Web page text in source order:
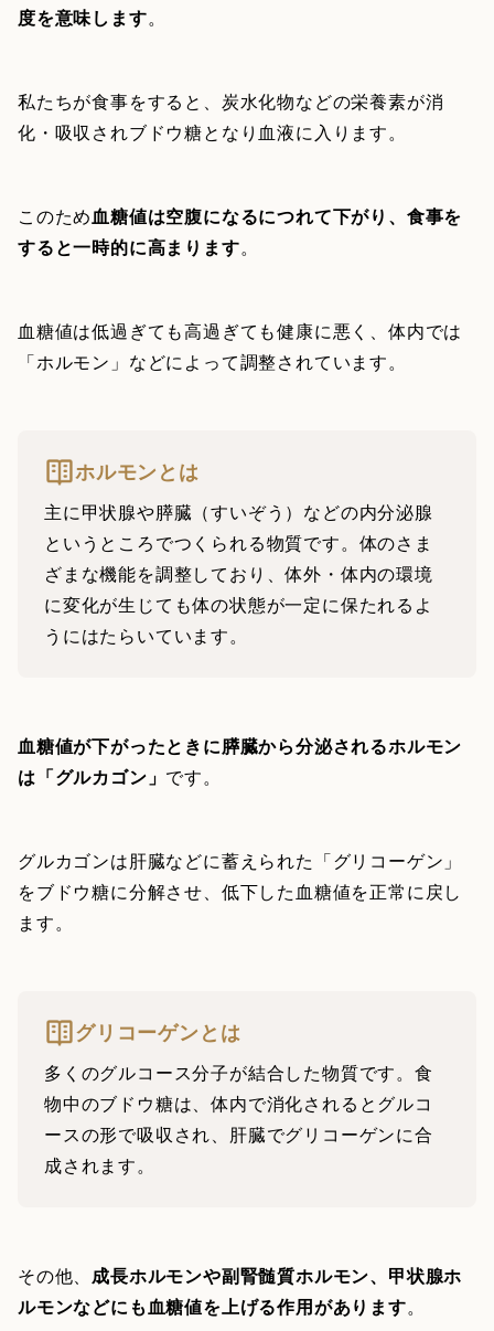
度を意味します。
私たちが食事をすると、炭水化物などの栄養素が消
化・吸収されブドウ糖となり血液に入ります。
このため血糖値は空腹になるにつれて下がり、食事を
すると一時的に高まります。
血糖値は低過ぎても高過ぎても健康に悪く、体内では
「ホルモン」などによって調整されています。
ホルモンとは
主に甲状腺や膵臓（すいぞう）などの内分泌腺
というところでつくられる物質です。体のさま
ざまな機能を調整しており、体外・体内の環境
に変化が生じても体の状態が一定に保たれるよ
うにはたらいています。
血糖値が下がったときに膵臓から分泌されるホルモン
は「グルカゴン」 です。
グルカゴンは肝臓などに蓄えられた「グリコーゲン」
をブドウ糖に分解させ、低下した血糖値を正常に戻し
ます。
グリコーゲンとは
多くのグルコース分子が結合した物質です。食
物中のブドウ糖は、体内で消化されるとグルコ
ースの形で吸収され、肝臓でグリコーゲンに合
成されます。
その他、成長ホルモンや副腎髄質ホルモン、甲状腺ホ
ルモンなどにも血糖値を上げる作用があります。